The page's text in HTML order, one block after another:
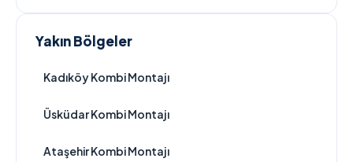
Yakın Bölgeler
Kadıköy Kombi Montajı
Üsküdar Kombi Montajı
Ataşehir Kombi Montajı